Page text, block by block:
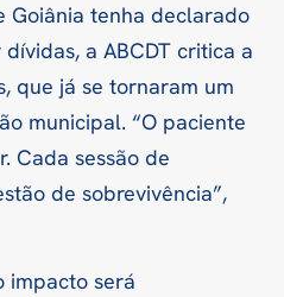
Goiânia tenha declarado
a ABCDT critica a
que já se tornaram um
municipal. “O paciente
Cada sessão de
de sobrevivência”,
impacto será